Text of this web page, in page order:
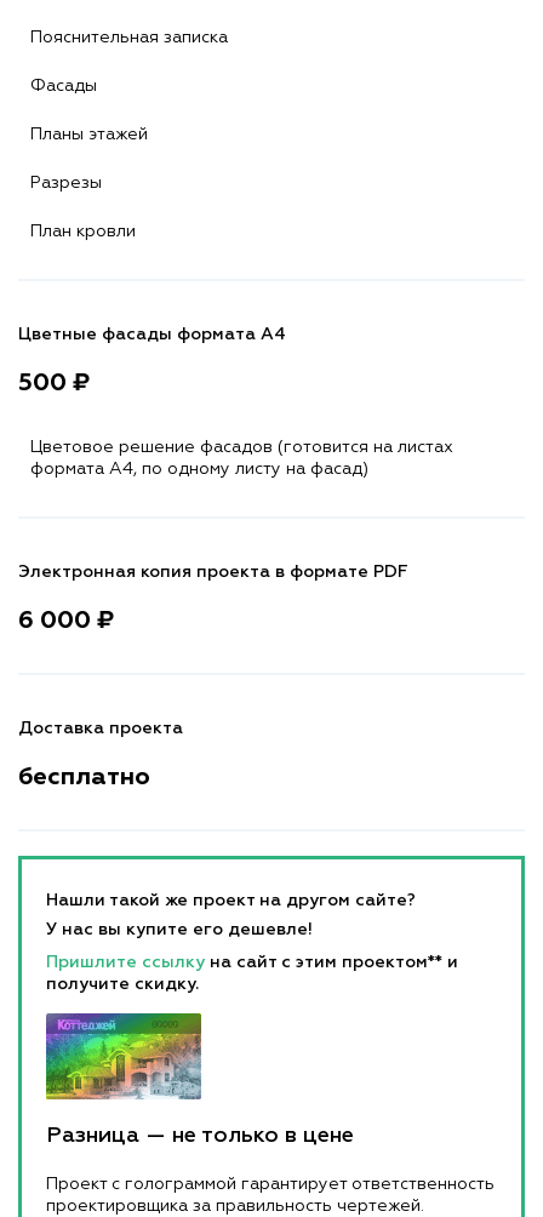
Пояснительная записка
Фасады
Планы этажей
Разрезы
План кровли
Цветные фасады формата А4
500 ₽
Цветовое решение фасадов (готовится на листах
формата A4, по одному листу на фасад)
Электронная копия проекта в формате PDF
6 000 ₽
Доставка проекта
бесплатно
Нашли такой же проект на другом сайте?
У нас вы купите его дешевле!
Пришлите ссылку на сайт с этим проектом** и
получите скидку.
Разница — не только в цене
Проект с голограммой гарантирует ответственность
проектировщика за правильность чертежей.